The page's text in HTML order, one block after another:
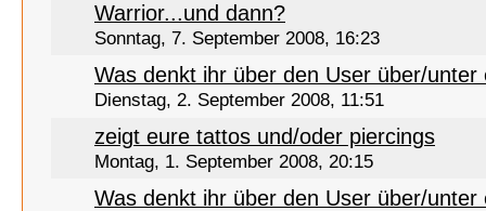
Warrior...und dann?
Sonntag, 7. September 2008, 16:23
Was denkt ihr über den User über/unter
Dienstag, 2. September 2008, 11:51
zeigt eure tattos und/oder piercings
Montag, 1. September 2008, 20:15
Was denkt ihr über den User über/unter